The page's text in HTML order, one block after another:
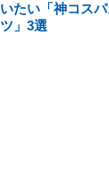
いたい「神コス
ツ」3選